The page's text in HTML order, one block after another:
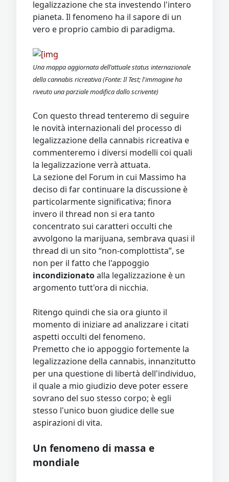
legalizzazione che sta investendo l'intero
pianeta. Il fenomeno ha il sapore di un
vero e proprio cambio di paradigma.
Una mappa aggiornata dell'attuale status internazionale
della cannabis ricreativa (Fonte: Il Test; l'immagine ha
riveuto una parziale modifica dallo scrivente)
Con questo thread tenteremo di seguire
le novità internazionali del processo di
legalizzazione della cannabis ricreativa e
commenteremo i diversi modelli coi quali
la legalizzazione verrà attuata.
La sezione del Forum in cui Massimo ha
deciso di far continuare la discussione è
particolarmente significativa; finora
invero il thread non si era tanto
concentrato sui caratteri occulti che
avvolgono la marijuana, sembrava quasi il
thread di un sito “non-complottista”, se
non per il fatto che l'appoggio
incondizionatoalla legalizzazione è un
argomento tutt'ora di nicchia.
Ritengo quindi che sia ora giunto il
momento di iniziare ad analizzare i citati
aspetti occulti del fenomeno.
Premetto che io appoggio fortemente la
legalizzazione della cannabis, innanzitutto
per una questione di libertà dell'individuo,
il quale a mio giudizio deve poter essere
sovrano del suo stesso corpo; è egli
stesso l'unico buon giudice delle sue
aspirazioni di vita.
Un fenomeno di massa e
mondiale